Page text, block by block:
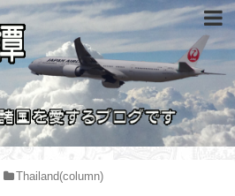
Thailand(column)